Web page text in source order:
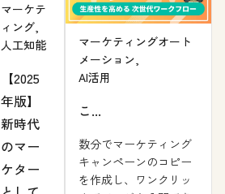
マーケテ
ィング,
人工知能
【2025
年版】
新時代
のマー
ケター
マーケティングオート
メーション,
AI活用
こ...
数分でマーケティング
キャンペーンのコピー
を作成し、ワンクリッ